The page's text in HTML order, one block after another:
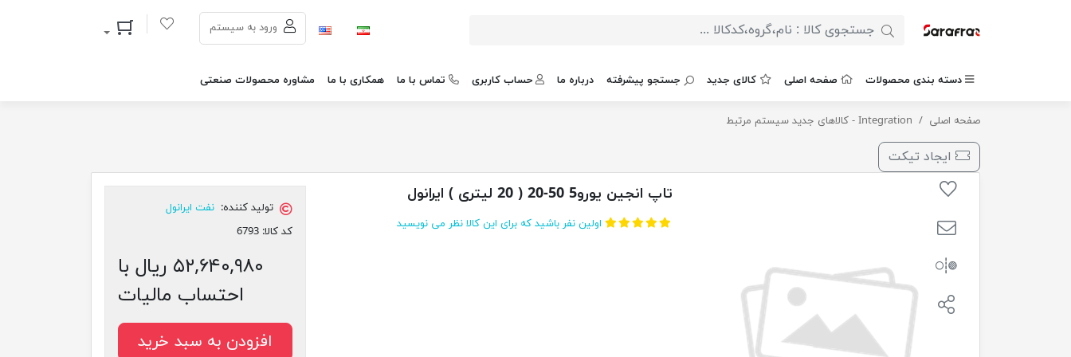
ورود به سیستم سبد خرید
دسته بندی محصولات صفحه اصلی کالای جدید جستجو پیشرفته درباره ما حساب کاربری تماس با ما همکاری با ما مشاوره محصولات صنعتی
صفحه اصلی Integration - کالاهای جدید سیستم مرتبطتاپ انجین یورو5 50-20 ( 20 لیتری ) ایرانول
ایجاد تیکت
تاپ انجین یورو5 50-20 ( 20 لیتری ) ایرانول
اولین نفر باشید که برای این کالا نظر می نویسید
تولید کننده: نفت ایرانول
کد کالا: 6793
۵۲,۶۴۰,۹۸۰ ریال با
احتساب مالیات
افزودن به سبد خرید